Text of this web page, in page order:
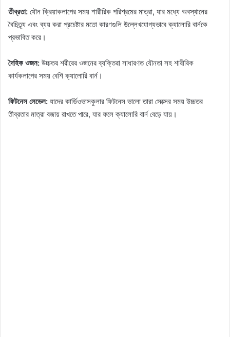
তীব্রতা: যৌন ক্রিয়াকলাপের সময় শারীরিক পরিশ্রমের মাত্রা, যার মধ্যে অবস্থানের
বৈচিত্র্য এবং ব্যয় করা প্রচেষ্টার মতো কারণগুলি উল্লেখযোগ্যভাবে ক্যালোরি বার্নকে
প্রভাবিত করে।
দৈহিক ওজন: উচ্চতর শরীরের ওজনের ব্যক্তিরা সাধারণত যৌনতা সহ শারীরিক
কার্যকলাপের সময় বেশি ক্যালোরি বার্ন।
ফিটনেস লেভেল: যাদের কার্ডিওভাসকুলার ফিটনেস ভালো তারা সেক্সের সময় উচ্চতর
তীব্রতার মাত্রা বজায় রাখতে পারে, যার ফলে ক্যালোরি বার্ন বেড়ে যায়।